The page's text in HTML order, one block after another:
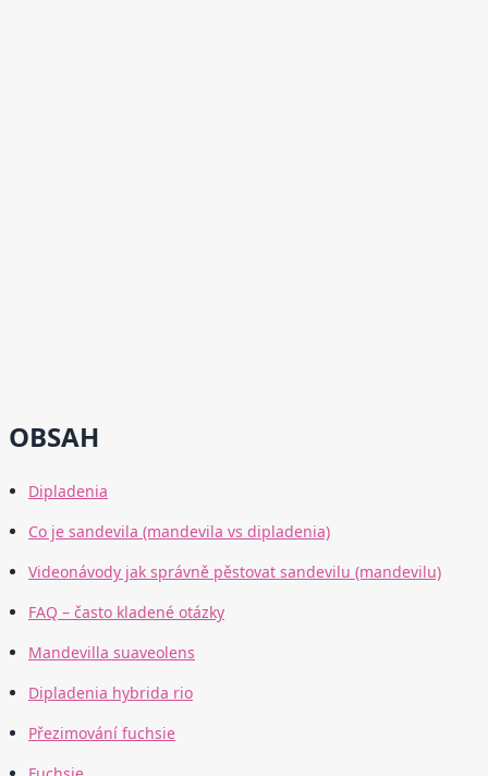
OBSAH
Dipladenia
Co je sandevila (mandevila vs dipladenia)
Videonávody jak správně pěstovat sandevilu (mandevilu)
FAQ – často kladené otázky
Mandevilla suaveolens
Dipladenia hybrida rio
Přezimování fuchsie